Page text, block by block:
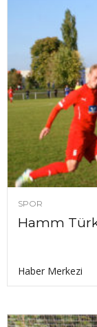
SPOR
Hamm
Haber Merkezi